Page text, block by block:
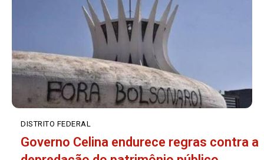
DISTRITO FEDERAL
Governo Celina endurece regras contra a